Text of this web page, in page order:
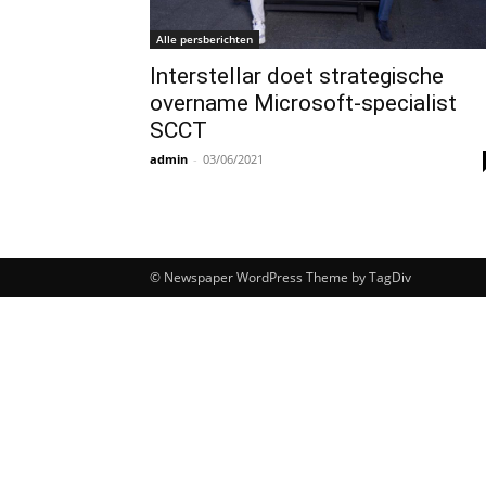
Alle persberichten
Interstellar doet strategische
overname Microsoft-specialist
SCCT
admin - 03/06/2021
© Newspaper WordPress Theme by TagDiv